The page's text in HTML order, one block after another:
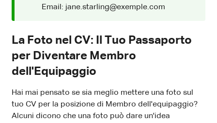
Email: jane.starling@exemple.com
La Foto nel CV: Il Tuo Passaporto
per Diventare Membro
dell'Equipaggio
Hai mai pensato se sia meglio mettere una foto sul
tuo CV per la posizione di Membro dell'equipaggio?
Alcuni dicono che una foto può dare un'idea